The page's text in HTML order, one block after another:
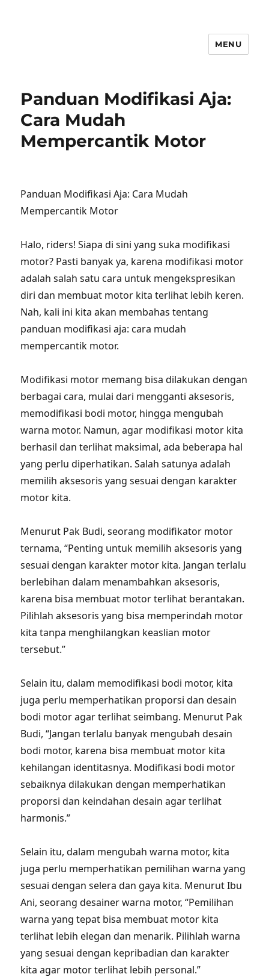
MENU
Panduan Modifikasi Aja:
Cara Mudah
Mempercantik Motor
Panduan Modifikasi Aja: Cara Mudah
Mempercantik Motor
Halo, riders! Siapa di sini yang suka modifikasi
motor? Pasti banyak ya, karena modifikasi motor
adalah salah satu cara untuk mengekspresikan
diri dan membuat motor kita terlihat lebih keren.
Nah, kali ini kita akan membahas tentang
panduan modifikasi aja: cara mudah
mempercantik motor.
Modifikasi motor memang bisa dilakukan dengan
berbagai cara, mulai dari mengganti aksesoris,
memodifikasi bodi motor, hingga mengubah
warna motor. Namun, agar modifikasi motor kita
berhasil dan terlihat maksimal, ada beberapa hal
yang perlu diperhatikan. Salah satunya adalah
memilih aksesoris yang sesuai dengan karakter
motor kita.
Menurut Pak Budi, seorang modifikator motor
ternama, “Penting untuk memilih aksesoris yang
sesuai dengan karakter motor kita. Jangan terlalu
berlebihan dalam menambahkan aksesoris,
karena bisa membuat motor terlihat berantakan.
Pilihlah aksesoris yang bisa memperindah motor
kita tanpa menghilangkan keaslian motor
tersebut.”
Selain itu, dalam memodifikasi bodi motor, kita
juga perlu memperhatikan proporsi dan desain
bodi motor agar terlihat seimbang. Menurut Pak
Budi, “Jangan terlalu banyak mengubah desain
bodi motor, karena bisa membuat motor kita
kehilangan identitasnya. Modifikasi bodi motor
sebaiknya dilakukan dengan memperhatikan
proporsi dan keindahan desain agar terlihat
harmonis.”
Selain itu, dalam mengubah warna motor, kita
juga perlu memperhatikan pemilihan warna yang
sesuai dengan selera dan gaya kita. Menurut Ibu
Ani, seorang desainer warna motor, “Pemilihan
warna yang tepat bisa membuat motor kita
terlihat lebih elegan dan menarik. Pilihlah warna
yang sesuai dengan kepribadian dan karakter
kita agar motor terlihat lebih personal.”